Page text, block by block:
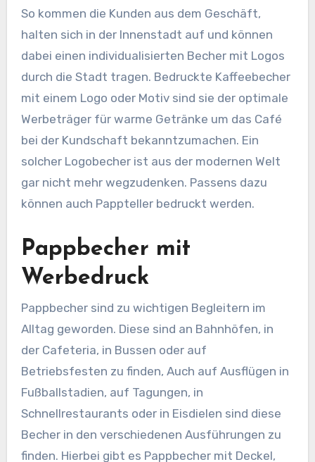
So kommen die Kunden aus dem Geschäft,
halten sich in der Innenstadt auf und können
dabei einen individualisierten Becher mit Logos
durch die Stadt tragen. Bedruckte Kaffeebecher
mit einem Logo oder Motiv sind sie der optimale
Werbeträger für warme Getränke um das Café
bei der Kundschaft bekanntzumachen. Ein
solcher Logobecher ist aus der modernen Welt
gar nicht mehr wegzudenken. Passens dazu
können auch Pappteller bedruckt werden.
Pappbecher mit
Werbedruck
Pappbecher sind zu wichtigen Begleitern im
Alltag geworden. Diese sind an Bahnhöfen, in
der Cafeteria, in Bussen oder auf
Betriebsfesten zu finden, Auch auf Ausflügen in
Fußballstadien, auf Tagungen, in
Schnellrestaurants oder in Eisdielen sind diese
Becher in den verschiedenen Ausführungen zu
finden. Hierbei gibt es Pappbecher mit Deckel,